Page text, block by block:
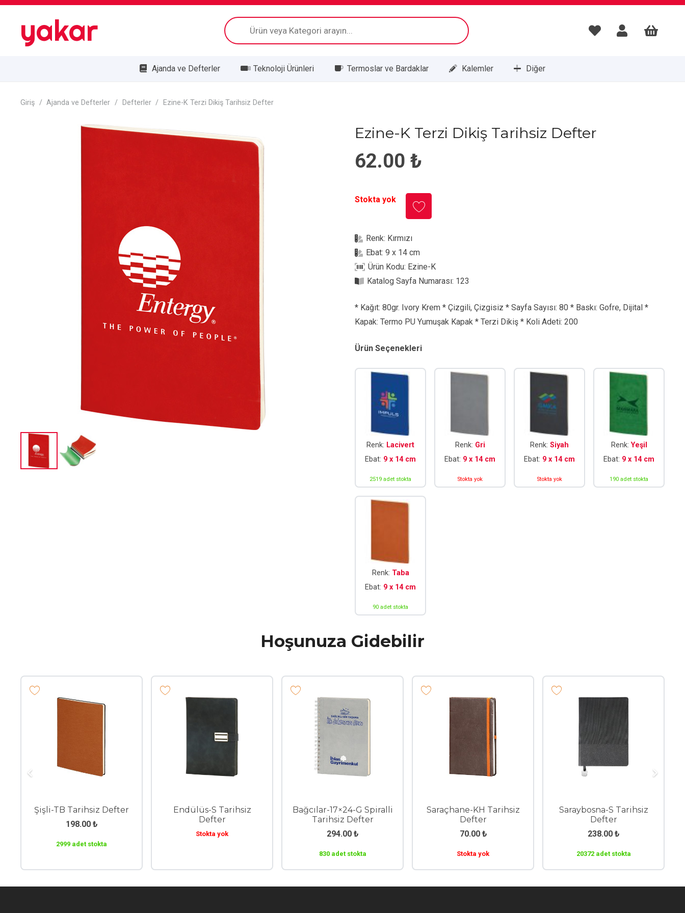
yakar
Products
search
Ajanda ve Defterler Teknoloji Ürünleri Termoslar ve Bardaklar Kalemler Diğer
Giriş / Ajanda ve Defterler / Defterler / Ezine-K Terzi Dikiş Tarihsiz Defter
Ezine-K Terzi Dikiş Tarihsiz Defter
62.00 ₺
Stokta yok
Renk: Kırmızı
Ebat:9 x 14 cm
Ürün Kodu: Ezine-K
Katalog Sayfa Numarası: 123
* Kağıt: 80gr. Ivory Krem * Çizgili, Çizgisiz * Sayfa Sayısı: 80 * Baskı: Gofre, Dijital *
Kapak: Termo PU Yumuşak Kapak * Terzi Dikiş * Koli Adeti: 200
Ürün Seçenekleri
Renk: Lacivert
Ebat: 9 x 14 cm
2519 adet stokta
Renk: Gri
Ebat: 9 x 14 cm
Stokta yok
Renk: Siyah
Ebat: 9 x 14 cm
Stokta yok
Renk:Yeşil
Ebat: 9 x 14 cm
190 adet stokta
Renk: Taba
Ebat: 9 x 14 cm
90 adet stokta
Hoşunuza Gidebilir
Şişli-TB Tarihsiz Defter
198.00 ₺
2999 adet stokta
Endülüs-S Tarihsiz
Defter
Stokta yok
Bağcılar-17×24-G Spiralli
Tarihsiz Defter
294.00 ₺
830 adet stokta
Saraçhane-KH Tarihsiz
Defter
70.00 ₺
Stokta yok
Saraybosna-S Tarihsiz
Defter
238.00 ₺
20372 adet stokta